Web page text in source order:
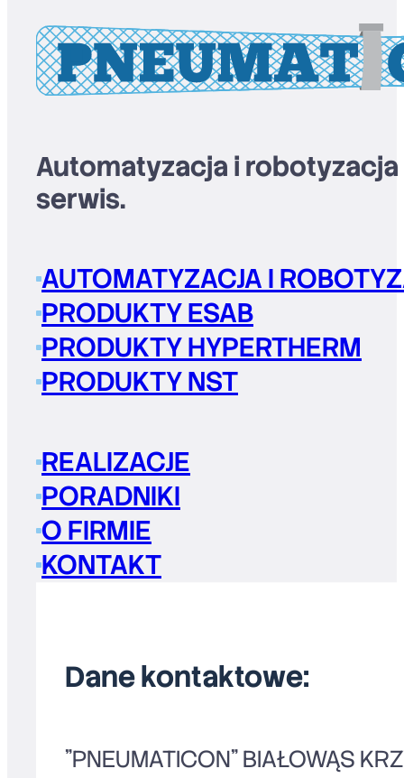
Automatyzacja i
serwis.
AUTOMATYZACJA I
PRODUKTY ESAB
PRODUKTY HYPERTHERM
PRODUKTY NST
REALIZACJE
PORADNIKI
O FIRMIE
KONTAKT
Dane kontaktowe:
"PNEUMATICON" BIAŁOWĄS